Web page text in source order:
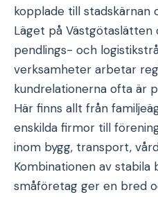
kopplade till stadskärnan
Läget på
pendlings- och
verksamheter arbetar
kundrelationerna ofta är
Här finns allt från
enskilda firmor till
inom bygg, transport,
Kombinationen av stabila
småföretag ger en bred